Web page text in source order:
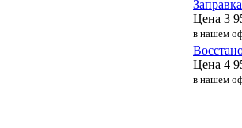
Цена 3
в нашем
Цена 4
в нашем